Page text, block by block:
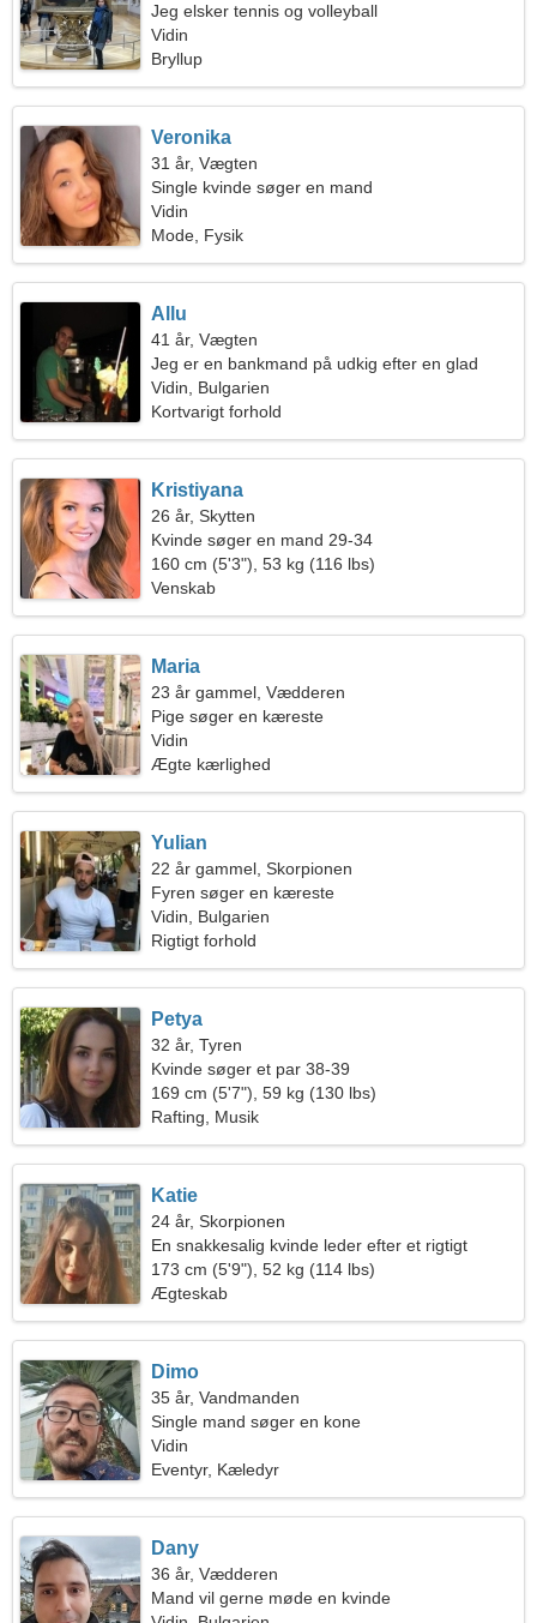
Jeg elsker tennis og volleyball
Vidin
Bryllup
Veronika
31 år, Vægten
Single kvinde søger en mand
Vidin
Mode, Fysik
Allu
41 år, Vægten
Jeg er en bankmand på udkig efter en glad
kvinde
Vidin, Bulgarien
Kortvarigt forhold
Kristiyana
26 år, Skytten
Kvinde søger en mand 29-34
160 cm (5'3"), 53 kg (116 lbs)
Venskab
Maria
23 år gammel, Vædderen
Pige søger en kæreste
Vidin
Ægte kærlighed
Yulian
22 år gammel, Skorpionen
Fyren søger en kæreste
Vidin, Bulgarien
Rigtigt forhold
Petya
32 år, Tyren
Kvinde søger et par 38-39
169 cm (5'7"), 59 kg (130 lbs)
Rafting, Musik
Katie
24 år, Skorpionen
En snakkesalig kvinde leder efter et rigtigt
forhold
173 cm (5'9"), 52 kg (114 lbs)
Ægteskab
Dimo
35 år, Vandmanden
Single mand søger en kone
Vidin
Eventyr, Kæledyr
Dany
36 år, Vædderen
Mand vil gerne møde en kvinde